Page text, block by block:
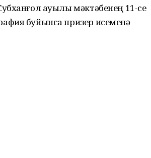
ауылы мәктәбенең 11-се
буйынса призер исеменә